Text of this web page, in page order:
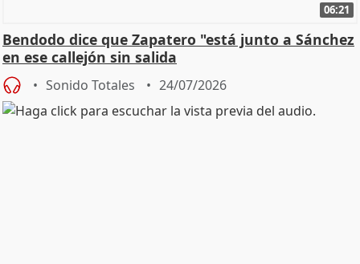
06:21
Bendodo dice que Zapatero "está junto a Sánchez
en ese callejón sin salida
Sonido Totales 24/07/2026